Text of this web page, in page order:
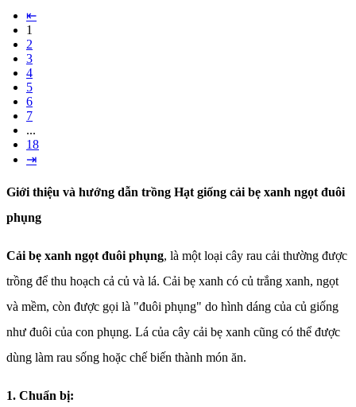
⇤
1
2
3
4
5
6
7
...
18
⇥
Giới thiệu và hướng dẫn trồng Hạt giống cải bẹ xanh ngọt đuôi
phụng
Cải bẹ xanh ngọt đuôi phụng, là một loại cây rau cải thường được
trồng để thu hoạch cả củ và lá. Cải bẹ xanh có củ trắng xanh, ngọt
và mềm, còn được gọi là "đuôi phụng" do hình dáng của củ giống
như đuôi của con phụng. Lá của cây cải bẹ xanh cũng có thể được
dùng làm rau sống hoặc chế biến thành món ăn.
1. Chuẩn bị: